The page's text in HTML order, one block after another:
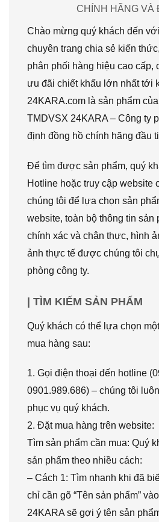
CHÍNH HÃNG VÀ
Chào mừng quý khách đến
chuyên trang chia sẻ kiến
phân phối hàng hiệu cao cấp,
ưu đãi chiết khấu lớn nhất tới
24KARA.com là sản phẩm
TMDVSX 24KARA – Công ty
định đồng hồ chính hãng đầu
Để tìm được sản phẩm, quý
Hotline hoặc truy cập website
chúng tôi để lựa chọn sản
website, toàn bộ thông tin sản
chính xác và chân thực, hình
ảnh thực tế được chúng tôi
phòng công ty.
| TÌM KIẾM SẢN PHẨM
Quý khách có thể lựa chọn
mua hàng sau:
1. Gọi điện thoại đến hotline
0901.989.686) – chúng tôi
phục vụ quý khách.
2. Đặt mua hàng trên website:
Tìm sản phẩm cần mua: Quý
sản phẩm theo nhiều cách:
– Cách 1: Tìm nhanh khi đã
chỉ cần gõ “Tên sản phẩm”
24KARA sẽ gợi ý tên sản